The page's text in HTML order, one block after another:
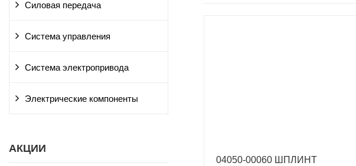
Силовая передача
Система управления
Система электропривода
Электрические компоненты
АКЦИИ
04050-00060 ШПЛИНТ